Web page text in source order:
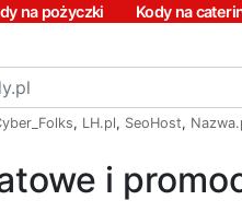
na pożyczki Kody na
, LH.pl, SeoHost,
i